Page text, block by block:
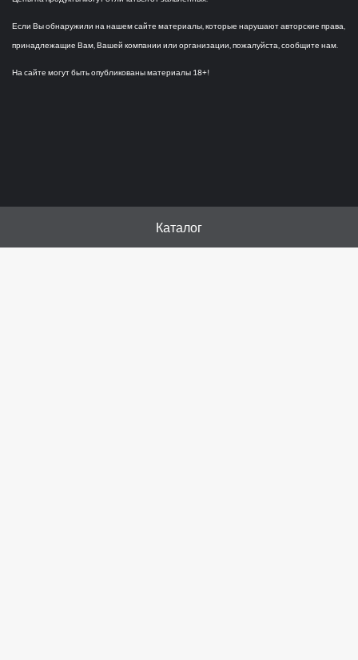
Если Вы обнаружили на нашем сайте материалы, которые нарушают авторские права,
принадлежащие Вам, Вашей компании или организации, пожалуйста, сообщите нам.
На сайте могут быть опубликованы материалы 18+!
Каталог